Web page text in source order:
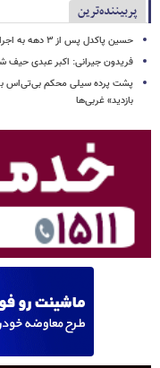
پربیننده‌ترین
حسین پاکدل پس از ۳ دهه به اجرا بازمی‌گردد؛ آغاز دوباره «هزار داستان»
فریدون جیرانی: اکبر عبدی حیف
پشت پرده سیلی محکم بی‌تی‌اس بر
بازدید» غربی‌ها